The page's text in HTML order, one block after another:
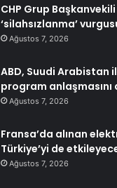
CHP Grup Başkanvekili
‘silahsızlanma’
Ağustos 7, 2026
ABD, Suudi Arabistan
program
Ağustos 7, 2026
Fransa’da alınan
Türkiye’yi de
Ağustos 7, 2026